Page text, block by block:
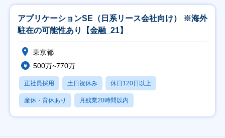
アプリケーションSE（日系リース会社向け） ※海外
駐在の可能性あり【金融_21】
東京都
500万~770万
正社員採用 土日祝休み 休日120日以上
産休・育休あり 月残業20時間以内